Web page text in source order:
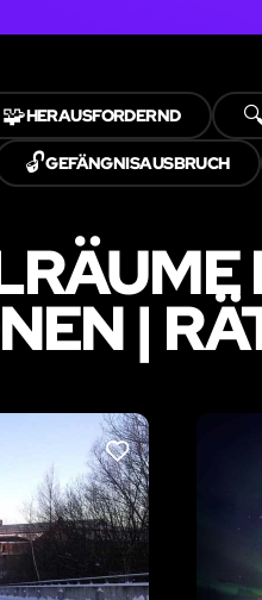
🧩HERAUSFORDERND
🔓GEFÄNGNISAUSBRUCH
|
LIKE